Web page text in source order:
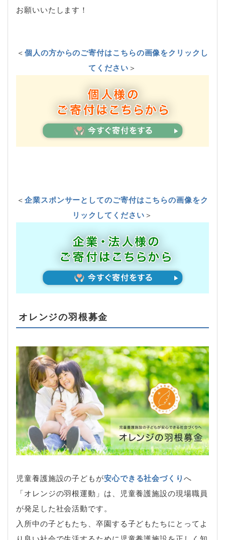
お願いいたします！
＜個人の方からのご寄付はこちらの画像をクリックし
てください＞
＜企業スポンサーとしてのご寄付はこちらの画像をク
リックしてください＞
オレンジの羽根募金
児童養護施設の子どもが安心できる社会づくりへ
「オレンジの羽根運動」は、児童養護施設の現場職員
が発足した社会活動です。
入所中の子どもたち、卒園する子どもたちにとってよ